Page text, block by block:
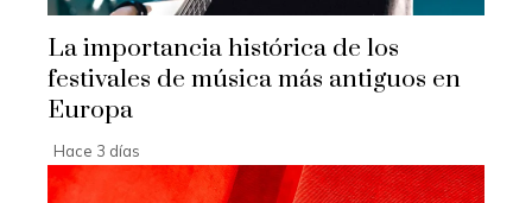
La importancia histórica de los
festivales de música más antiguos en
Europa
Hace 3 días